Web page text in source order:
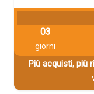
03
giorni
Più acquisti, più